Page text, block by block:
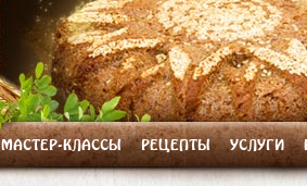
МАСТЕР-КЛАССЫ РЕЦЕПТЫ УСЛУГИ